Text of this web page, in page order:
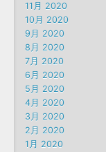
11月 2020
10月 2020
9月 2020
8月 2020
7月 2020
6月 2020
5月 2020
4月 2020
3月 2020
2月 2020
1月 2020